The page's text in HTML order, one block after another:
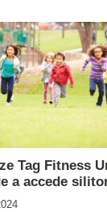
Tag Fitness
a accede